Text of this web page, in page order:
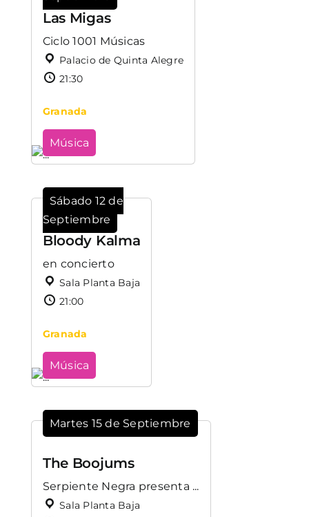
Las Migas
Ciclo 1001 Músicas
Palacio de Quinta Alegre
21:30
Granada
Música
Sábado 12 de
Septiembre
Bloody Kalma
en concierto
Sala Planta Baja
21:00
Granada
Música
Martes 15 de Septiembre
The Boojums
Serpiente Negra presenta ...
Sala Planta Baja